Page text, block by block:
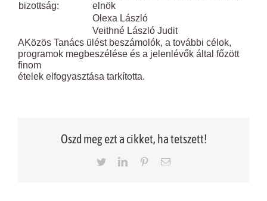
bizottság:
elnök
Olexa László
Veithné László Judit
AKözös Tanács ülést beszámolók, a további célok,
programok megbeszélése és a jelenlévők által főzött
finom
ételek elfogyasztása tarkította.
Oszd meg ezt a cikket, ha tetszett!
TwitterLinkedInPinterestEmail